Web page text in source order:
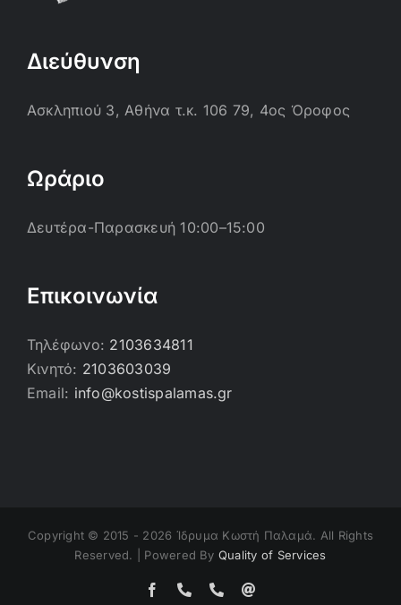
Διεύθυνση
Ασκληπιού 3, Αθήνα τ.κ. 106 79, 4ος Όροφος
Ωράριο
Δευτέρα-Παρασκευή 10:00–15:00
Επικοινωνία
Τηλέφωνο: 2103634811
Κινητό: 2103603039
Email: info@kostispalamas.gr
Copyright © 2015 - 2026 Ίδρυμα Κωστή Παλαμά. All Rights
Reserved. | Powered By Quality of Services
FacebookΤηλέφωνο
Τηλέφωνο